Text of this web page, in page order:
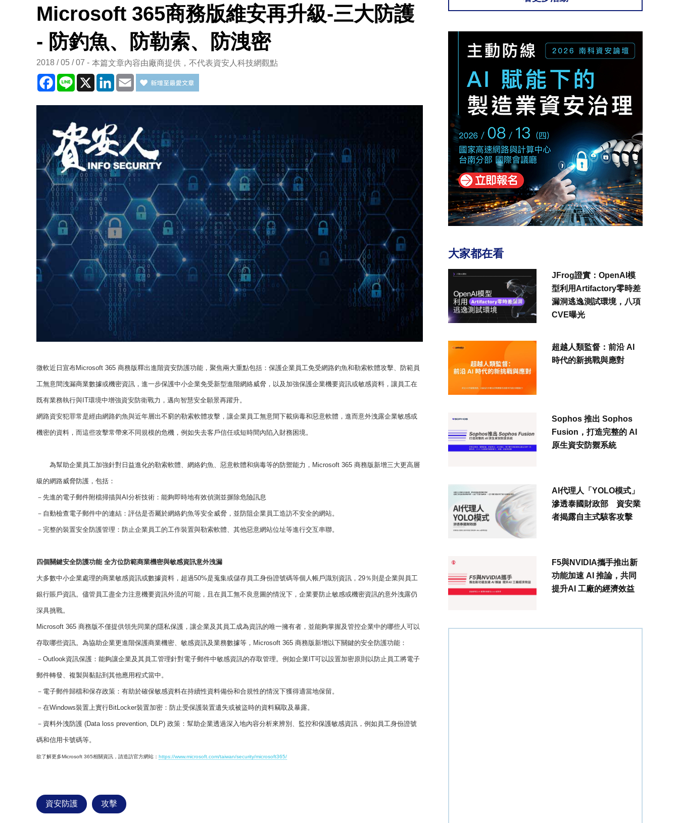
Microsoft 365商務版維安再升級-三大防護
- 防釣魚、防勒索、防洩密
2018 / 05 / 07 本篇文章內容由廠商提供，不代表資安人科技網觀點
Facebook
Line X LinkedInEmail
微軟近日宣布Microsoft 365 商務版釋出進階資安防護功能，聚焦兩大重點包括：保護企業員工免受網路釣魚和勒索軟體攻擊、防範員
工無意間洩漏商業數據或機密資訊，進一步保護中小企業免受新型進階網絡威脅，以及加強保護企業機要資訊或敏感資料，讓員工在
既有業務執行與IT環境中增強資安防衛戰力，邁向智慧安全願景再躍升。
網路資安犯罪常是經由網路釣魚與近年層出不窮的勒索軟體攻擊，讓企業員工無意間下載病毒和惡意軟體，進而意外洩露企業敏感或
機密的資料，而這些攻擊常帶來不同規模的危機，例如失去客戶信任或短時間內陷入財務困境。
為幫助企業員工加強針對日益進化的勒索軟體、網絡釣魚、惡意軟體和病毒等的防禦能力，Microsoft 365 商務版新增三大更高層
級的網路威脅防護，包括：
－先進的電子郵件附檔掃描與AI分析技術：能夠即時地有效偵測並摒除危險訊息
－自動檢查電子郵件中的連結：評估是否屬於網絡釣魚等安全威脅，並防阻企業員工造訪不安全的網站。
－完整的裝置安全防護管理：防止企業員工的工作裝置與勒索軟體、其他惡意網站位址等進行交互串聯。
四個關鍵安全防護功能 全方位防範商業機密與敏感資訊意外洩漏
大多數中小企業處理的商業敏感資訊或數據資料，超過50%是蒐集或儲存員工身份證號碼等個人帳戶識別資訊，29％則是企業與員工
銀行賬戶資訊。儘管員工盡全力注意機要資訊外流的可能，且在員工無不良意圖的情況下，企業要防止敏感或機密資訊的意外洩露仍
深具挑戰。
Microsoft 365 商務版不僅提供領先同業的隱私保護，讓企業及其員工成為資訊的唯一擁有者，並能夠掌握及管控企業中的哪些人可以
存取哪些資訊。為協助企業更進階保護商業機密、敏感資訊及業務數據等，Microsoft 365 商務版新增以下關鍵的安全防護功能：
－Outlook資訊保護：能夠讓企業及其員工管理針對電子郵件中敏感資訊的存取管理。例如企業IT可以設置加密原則以防止員工將電子
郵件轉發、複製與黏貼到其他應用程式當中。
－電子郵件歸檔和保存政策：有助於確保敏感資料在持續性資料備份和合規性的情況下獲得適當地保留。
－在Windows裝置上實行BitLocker裝置加密：防止受保護裝置遺失或被盜時的資料竊取及暴露。
－資料外洩防護 (Data loss prevention, DLP) 政策：幫助企業透過深入地內容分析來辨別、監控和保護敏感資訊，例如員工身份證號
碼和信用卡號碼等。
欲了解更多Microsoft 365相關資訊，請造訪官方網站： https://www.microsoft.com/taiwan/security/microsoft365/
資安防護 攻擊
大家都在看
JFrog證實：OpenAI模
型利用Artifactory零時差
漏洞逃逸測試環境，八項
CVE曝光
超越人類監督：前沿 AI
時代的新挑戰與應對
Sophos 推出 Sophos
Fusion，打造完整的 AI
原生資安防禦系統
AI代理人「YOLO模式」
滲透泰國財政部 資安業
者揭露自主式駭客攻擊
F5與NVIDIA攜手推出新
功能加速 AI 推論，共同
提升AI 工廠的經濟效益